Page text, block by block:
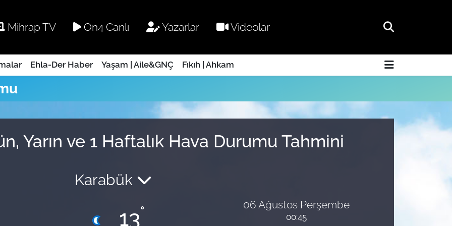
Mihrap TV On4 Canlı Yazarlar Videolar
Ehla-Der Haber Yaşam | Aile&GNÇ Fıkıh | Ahkam
Yarın ve 1 Haftalık Hava Durumu Tahmini
Karabük
13° 06 Ağustos Perşembe
00:45